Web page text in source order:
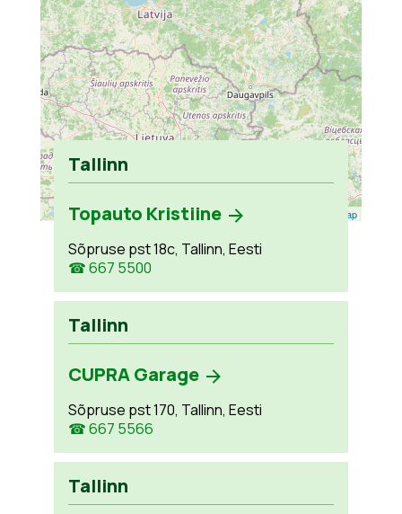
Leaflet OpenStreetMap
Tallinn
Topauto Kristiine
Sõpruse pst 18c, Tallinn, Eesti
☎ 667 5500
Tallinn
CUPRA Garage
Sõpruse pst 170, Tallinn, Eesti
☎ 667 5566
Tallinn